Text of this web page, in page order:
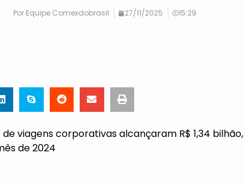
Por Equipe Comexdobrasil 27/11/2025 15:29
viagens corporativas alcançaram R$ 1,34 bilhão,
de 2024